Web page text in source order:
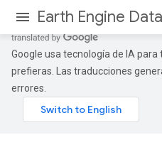
Earth Engine
Google usa tecnología de IA
prefieras. Las traducciones
errores.